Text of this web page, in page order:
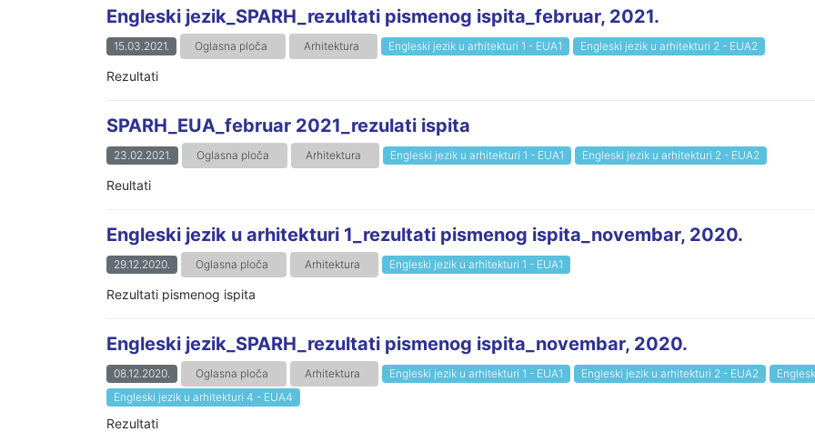
Engleski jezik_SPARH_rezultati pismenog ispita_februar, 2021.
15.03.2021. Oglasna ploča Arhitektura Engleski jezik u arhitekturi 1 - EUA1 Engleski jezik u arhitekturi 2 - EUA2
Rezultati
SPARH_EUA_februar 2021_rezulati ispita
23.02.2021. Oglasna ploča Arhitektura Engleski jezik u arhitekturi 1 - EUA1 Engleski jezik u arhitekturi 2 - EUA2
Reultati
Engleski jezik u arhitekturi 1_rezultati pismenog ispita_novembar, 2020.
29.12.2020. Oglasna ploča Arhitektura Engleski jezik u arhitekturi 1 - EUA1
Rezultati pismenog ispita
Engleski jezik_SPARH_rezultati pismenog ispita_novembar, 2020.
08.12.2020. Oglasna ploča Arhitektura Engleski jezik u arhitekturi 1 - EUA1 Engleski jezik u arhitekturi 2 - EUA2
Engleski jezik u arhitekturi 4 - EUA4
Rezultati